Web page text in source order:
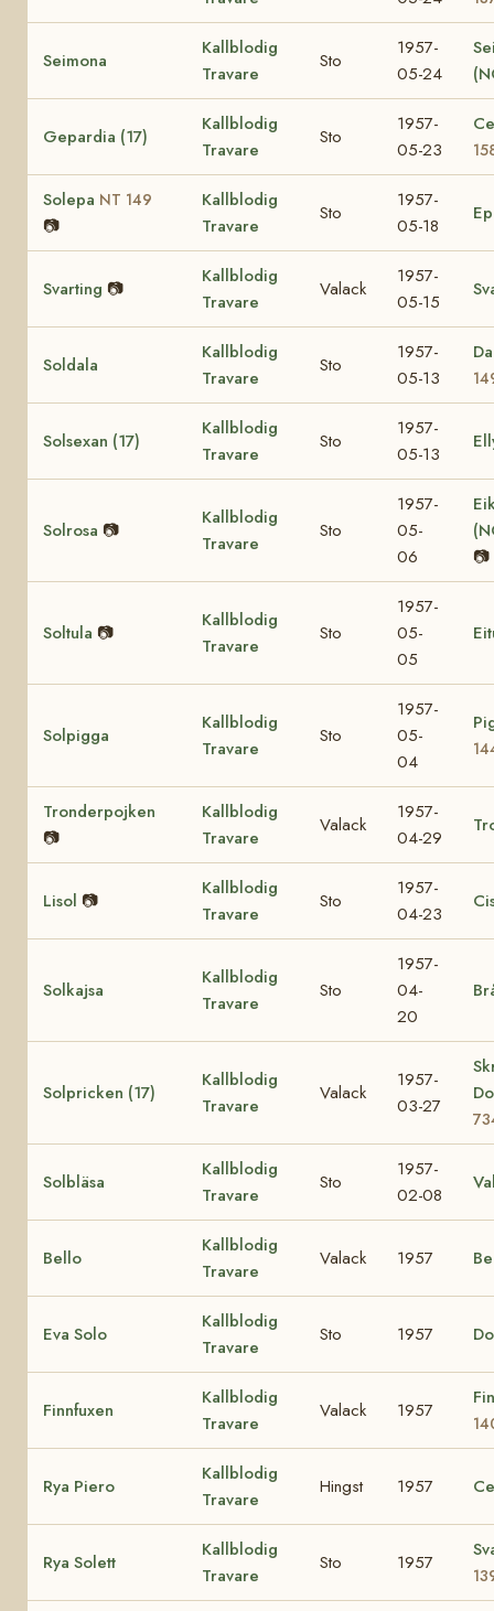
Seimona
Kallblodig
Travare
Sto
1957-
05-24
Gepardia (17)
Kallblodig
Travare
Sto
1957-
05-23
Solepa NT 149
📷
Kallblodig
Travare
Sto
1957-
05-18
Svarting 📷
Kallblodig
Travare
Valack
1957-
05-15
Soldala
Kallblodig
Travare
Sto
1957-
05-13
Solsexan (17)
Kallblodig
Travare
Sto
1957-
05-13
Solrosa 📷
Kallblodig
Travare
Sto
1957-
05-
06
📷
Soltula 📷
Kallblodig
Travare
Sto
1957-
05-
05
Solpigga
Kallblodig
Travare
Sto
1957-
05-
04
Tronderpojken
📷
Kallblodig
Travare
Valack
1957-
04-29
Lisol 📷
Kallblodig
Travare
Sto
1957-
04-23
Solkajsa
Kallblodig
Travare
Sto
1957-
04-
20
Solpricken (17)
Kallblodig
Travare
Valack
1957-
03-27
Solbläsa
Kallblodig
Travare
Sto
1957-
02-08
Bello
Kallblodig
Travare
Valack 1957
Eva Solo
Kallblodig
Travare
Sto 1957
Finnfuxen
Kallblodig
Travare
Valack 1957
Rya Piero
Kallblodig
Travare
Hingst 1957
Rya Solett
Kallblodig
Travare
Sto 1957